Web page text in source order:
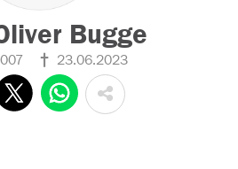
Bugge
23.06.2023